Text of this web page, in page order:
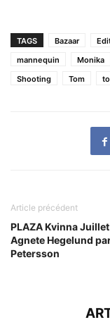
TAGS Bazaar
mannequin
Monika
Shooting
Tom
Article précédent
PLAZA Kvinna
Agnete Hegelund
Petersson